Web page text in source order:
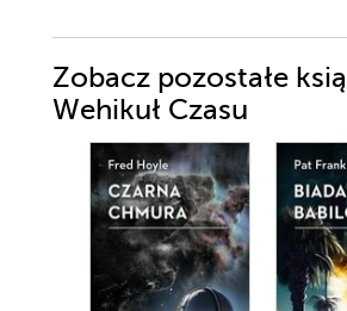
Zobacz pozostałe
Wehikuł Czasu